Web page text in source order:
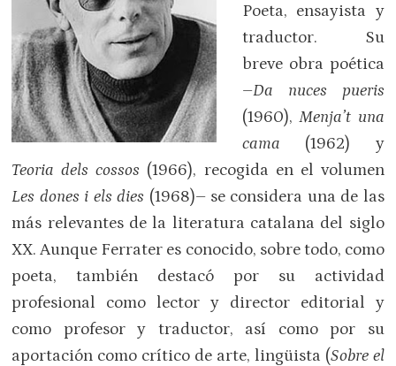
Poeta, ensayista y
traductor. Su
breve obra poética
–Da nuces pueris
(1960),Menja’t una
cama (1962) y
Teoria dels cossos (1966), recogida en el volumen
Les dones i els dies (1968)– se considera una de las
más relevantes de la literatura catalana del siglo
XX. Aunque Ferrater es conocido, sobre todo, como
poeta, también destacó por su actividad
profesional como lector y director editorial y
como profesor y traductor, así como por su
aportación como crítico de arte, lingüista (Sobre el